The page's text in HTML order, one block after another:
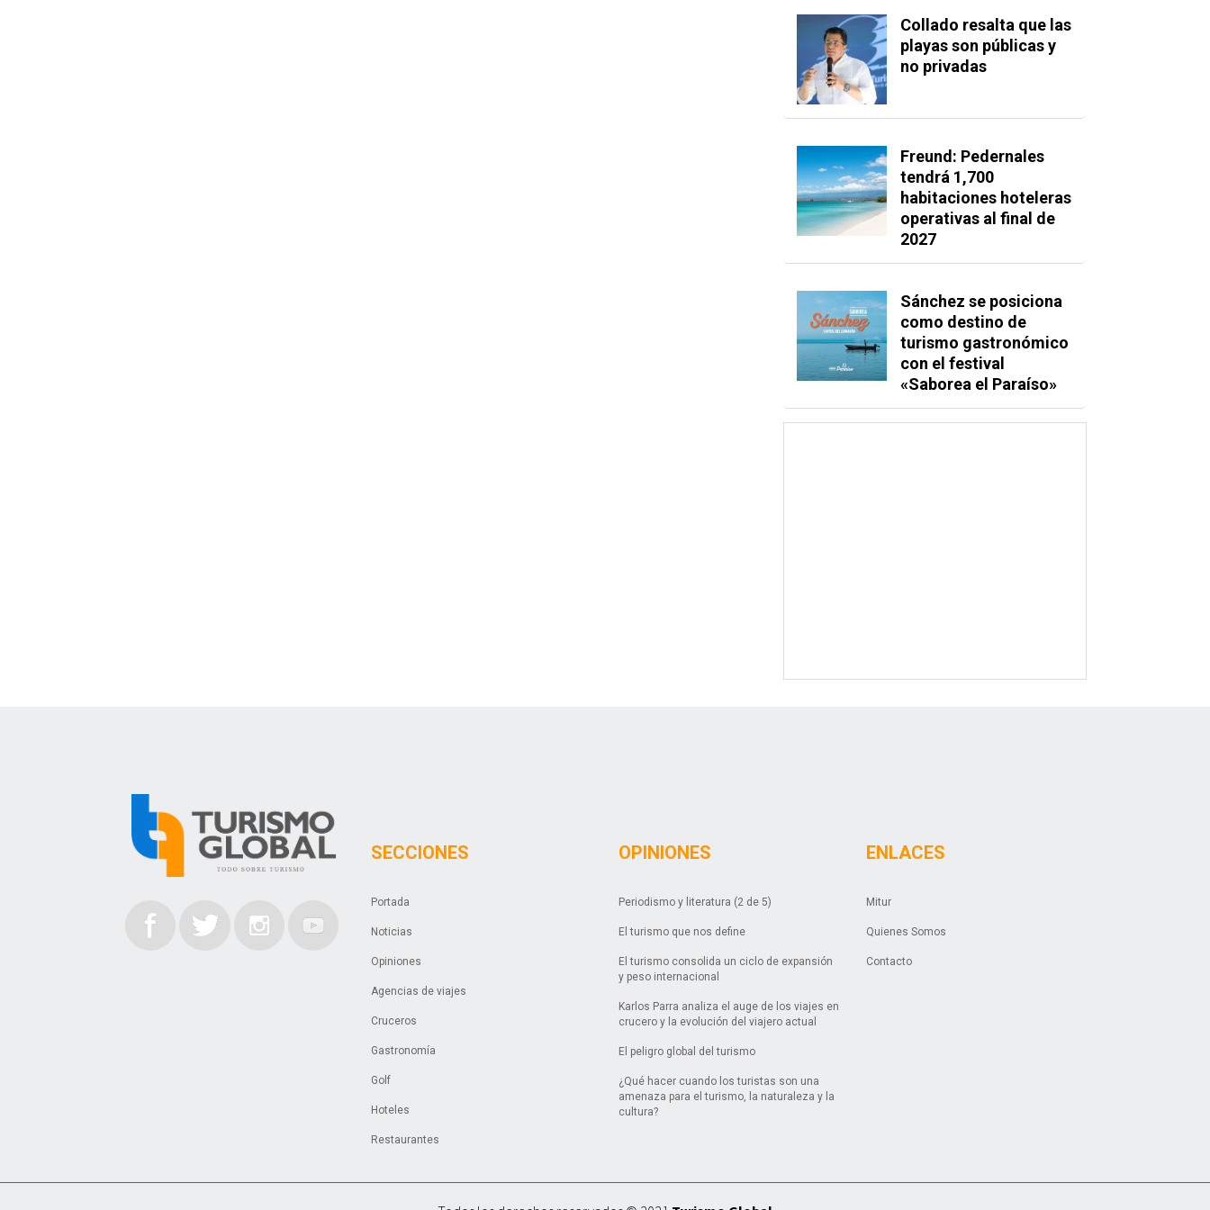
Collado resalta que las
playas son públicas y
no privadas
Freund: Pedernales
tendrá 1,700
habitaciones hoteleras
operativas al final de
2027
Sánchez se posiciona
como destino de
turismo gastronómico
con el festival
«Saborea el Paraíso»
SECCIONES
Portada
Noticias
Opiniones
Agencias de viajes
Cruceros
Gastronomía
Golf
Hoteles
Restaurantes
OPINIONES
Periodismo y literatura (2 de 5)
El turismo que nos define
El turismo consolida un ciclo de expansión
y peso internacional
Karlos Parra analiza el auge de los viajes en
crucero y la evolución del viajero actual
El peligro global del turismo
¿Qué hacer cuando los turistas son una
amenaza para el turismo, la naturaleza y la
cultura?
ENLACES
Mitur
Quienes Somos
Contacto